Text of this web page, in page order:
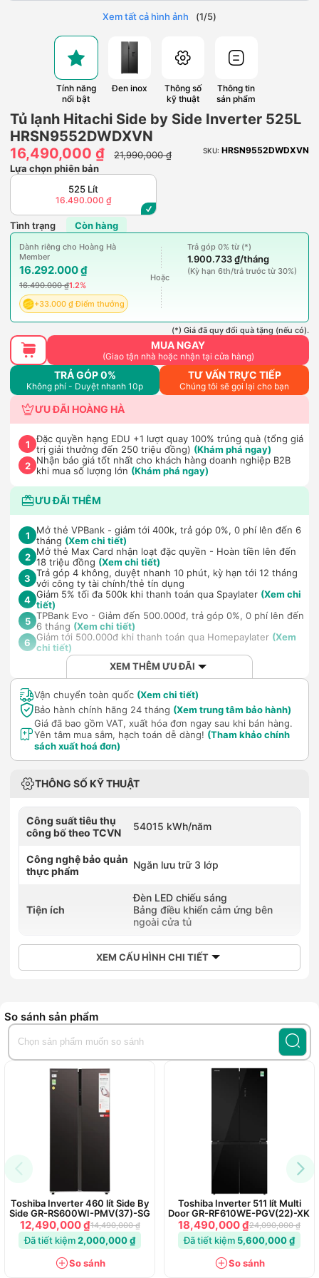
Xem tất cả hình ảnh (1/5)
Tính năng
nổi bật
Đen inox
Thông số
kỹ thuật
Thông tin
sản phẩm
Tủ lạnh Hitachi Side by Side Inverter 525L
HRSN9552DWDXVN
16,490,000 ₫
21,990,000 ₫ SKU: HRSN9552DWDXVN
Lựa chọn phiên bản
525 Lít
16.490.000 ₫
Tình trạng Còn hàng
Dành riêng cho Hoàng Hà
Member
16.292.000 ₫
16.490.000 ₫1.2%
+33.000 ₫ Điểm thưởng
Hoặc
Trả góp 0% từ (*)
1.900.733 ₫/tháng
(Kỳ hạn 6th/trả trước từ 30%)
(*) Giá đã quy đổi quà tặng (nếu có).
MUA NGAY
(Giao tận nhà hoặc nhận tại cửa hàng)
TRẢ GÓP 0%
Không phí - Duyệt nhanh 10p
TƯ VẤN TRỰC TIẾP
Chúng tôi sẽ gọi lại cho bạn
ƯU ĐÃI HOÀNG HÀ
1
Đặc quyền hạng EDU +1 lượt quay 100% trúng quà (tổng giá
trị giải thưởng đến 250 triệu đồng) (Khám phá ngay)
2 Nhận báo giá tốt nhất cho khách hàng doanh nghiệp B2B
khi mua số lượng lớn (Khám phá ngay)
ƯU ĐÃI THÊM
1
Mở thẻ VPBank - giảm tới 400k, trả góp 0%, 0 phí lên đến 6
tháng (Xem chi tiết)
2 Mở thẻ Max Card nhận loạt đặc quyền - Hoàn tiền lên đến
18 triệu đồng (Xem chi tiết)
3 Trả góp 4 không, duyệt nhanh 10 phút, kỳ hạn tới 12 tháng
với công ty tài chính/thẻ tín dụng
4 Giảm 5% tối đa 500k khi thanh toán qua Spaylater (Xem chi
tiết)
5 TPBank Evo - Giảm đến 500.000đ, trả góp 0%, 0 phí lên đến
6 tháng (Xem chi tiết)
6
Giảm tới 500.000đ khi thanh toán qua Homepaylater (Xem
chi tiết)
XEM THÊM ƯU ĐÃI
Vận chuyển toàn quốc (Xem chi tiết)
Bảo hành chính hãng 24 tháng (Xem trung tâm bảo hành)
Giá đã bao gồm VAT, xuất hóa đơn ngay sau khi bán hàng.
Yên tâm mua sắm, hạch toán dễ dàng! (Tham khảo chính
sách xuất hoá đơn)
THÔNG SỐ KỸ THUẬT
Công suất tiêu thụ
công bố theo TCVN
54015 kWh/năm
Công nghệ bảo quản
thực phẩm
Ngăn lưu trữ 3 lớp
Tiện ích
Đèn LED chiếu sáng
Bảng điều khiển cảm ứng bên
ngoài cửa tủ
XEM CẤU HÌNH CHI TIẾT
So sánh sản phẩm
Toshiba Inverter 460 lít Side By
Side GR-RS600WI-PMV(37)-SG
12,490,000 ₫14,490,000 ₫
Đã tiết kiệm2,000,000 ₫
So sánh
Toshiba Inverter 511 lít Multi
Door GR-RF610WE-PGV(22)-XK
18,490,000 ₫24,090,000 ₫
Đã tiết kiệm 5,600,000 ₫
So sánh